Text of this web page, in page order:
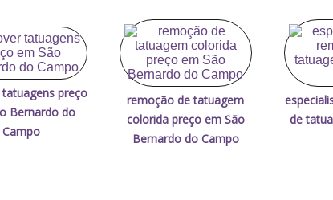
preço
Bernardo do
Campo
remoção de tatuagem
colorida preço em São
Bernardo do Campo
de